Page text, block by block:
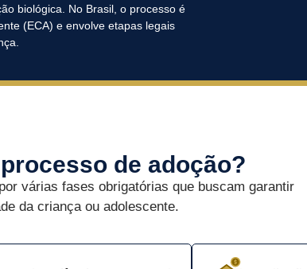
biológica. No Brasil, o processo é
(ECA) e envolve etapas legais
de adoção?
várias fases obrigatórias que buscam garantir
da criança ou adolescente.